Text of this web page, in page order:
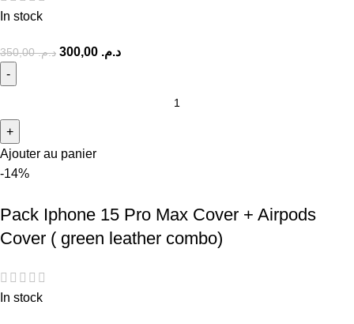
In stock
د.م.350,00 د.م.
Ajouter au panier
-14%
Pack Iphone 15 Pro Max Cover + Airpods
Cover ( green leather combo)
In stock